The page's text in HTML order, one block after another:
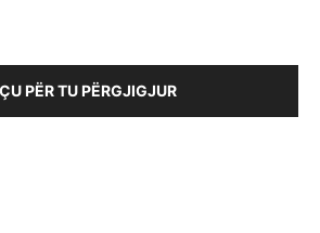
PËR TU PËRGJIGJUR